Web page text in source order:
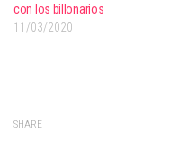
con los billonarios
11/03/2020
SHARE